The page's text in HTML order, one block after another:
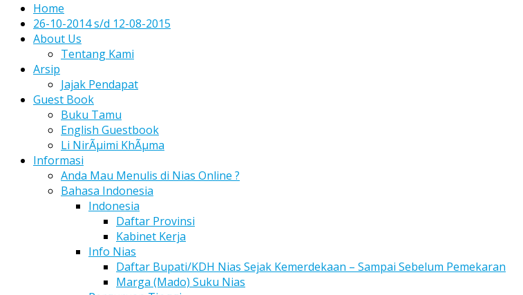
Home
26-10-2014 s/d 12-08-2015
About Us
Tentang Kami
Arsip
Jajak Pendapat
Guest Book
Buku Tamu
English Guestbook
Li NirÃµimi KhÃµma
Informasi
Anda Mau Menulis di Nias Online ?
Bahasa Indonesia
Indonesia
Daftar Provinsi
Kabinet Kerja
Info Nias
Daftar Bupati/KDH Nias Sejak Kemerdekaan – Sampai Sebelum Pemekaran
Marga (Mado) Suku Nias